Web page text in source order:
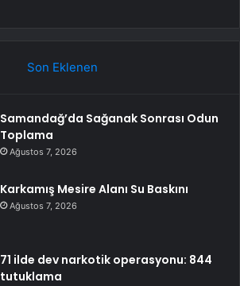
Son Eklenen
Samandağ’da Sağanak Sonrası Odun
Toplama
Ağustos 7, 2026
Karkamış Mesire Alanı Su Baskını
Ağustos 7, 2026
71 ilde dev narkotik operasyonu: 844
tutuklama